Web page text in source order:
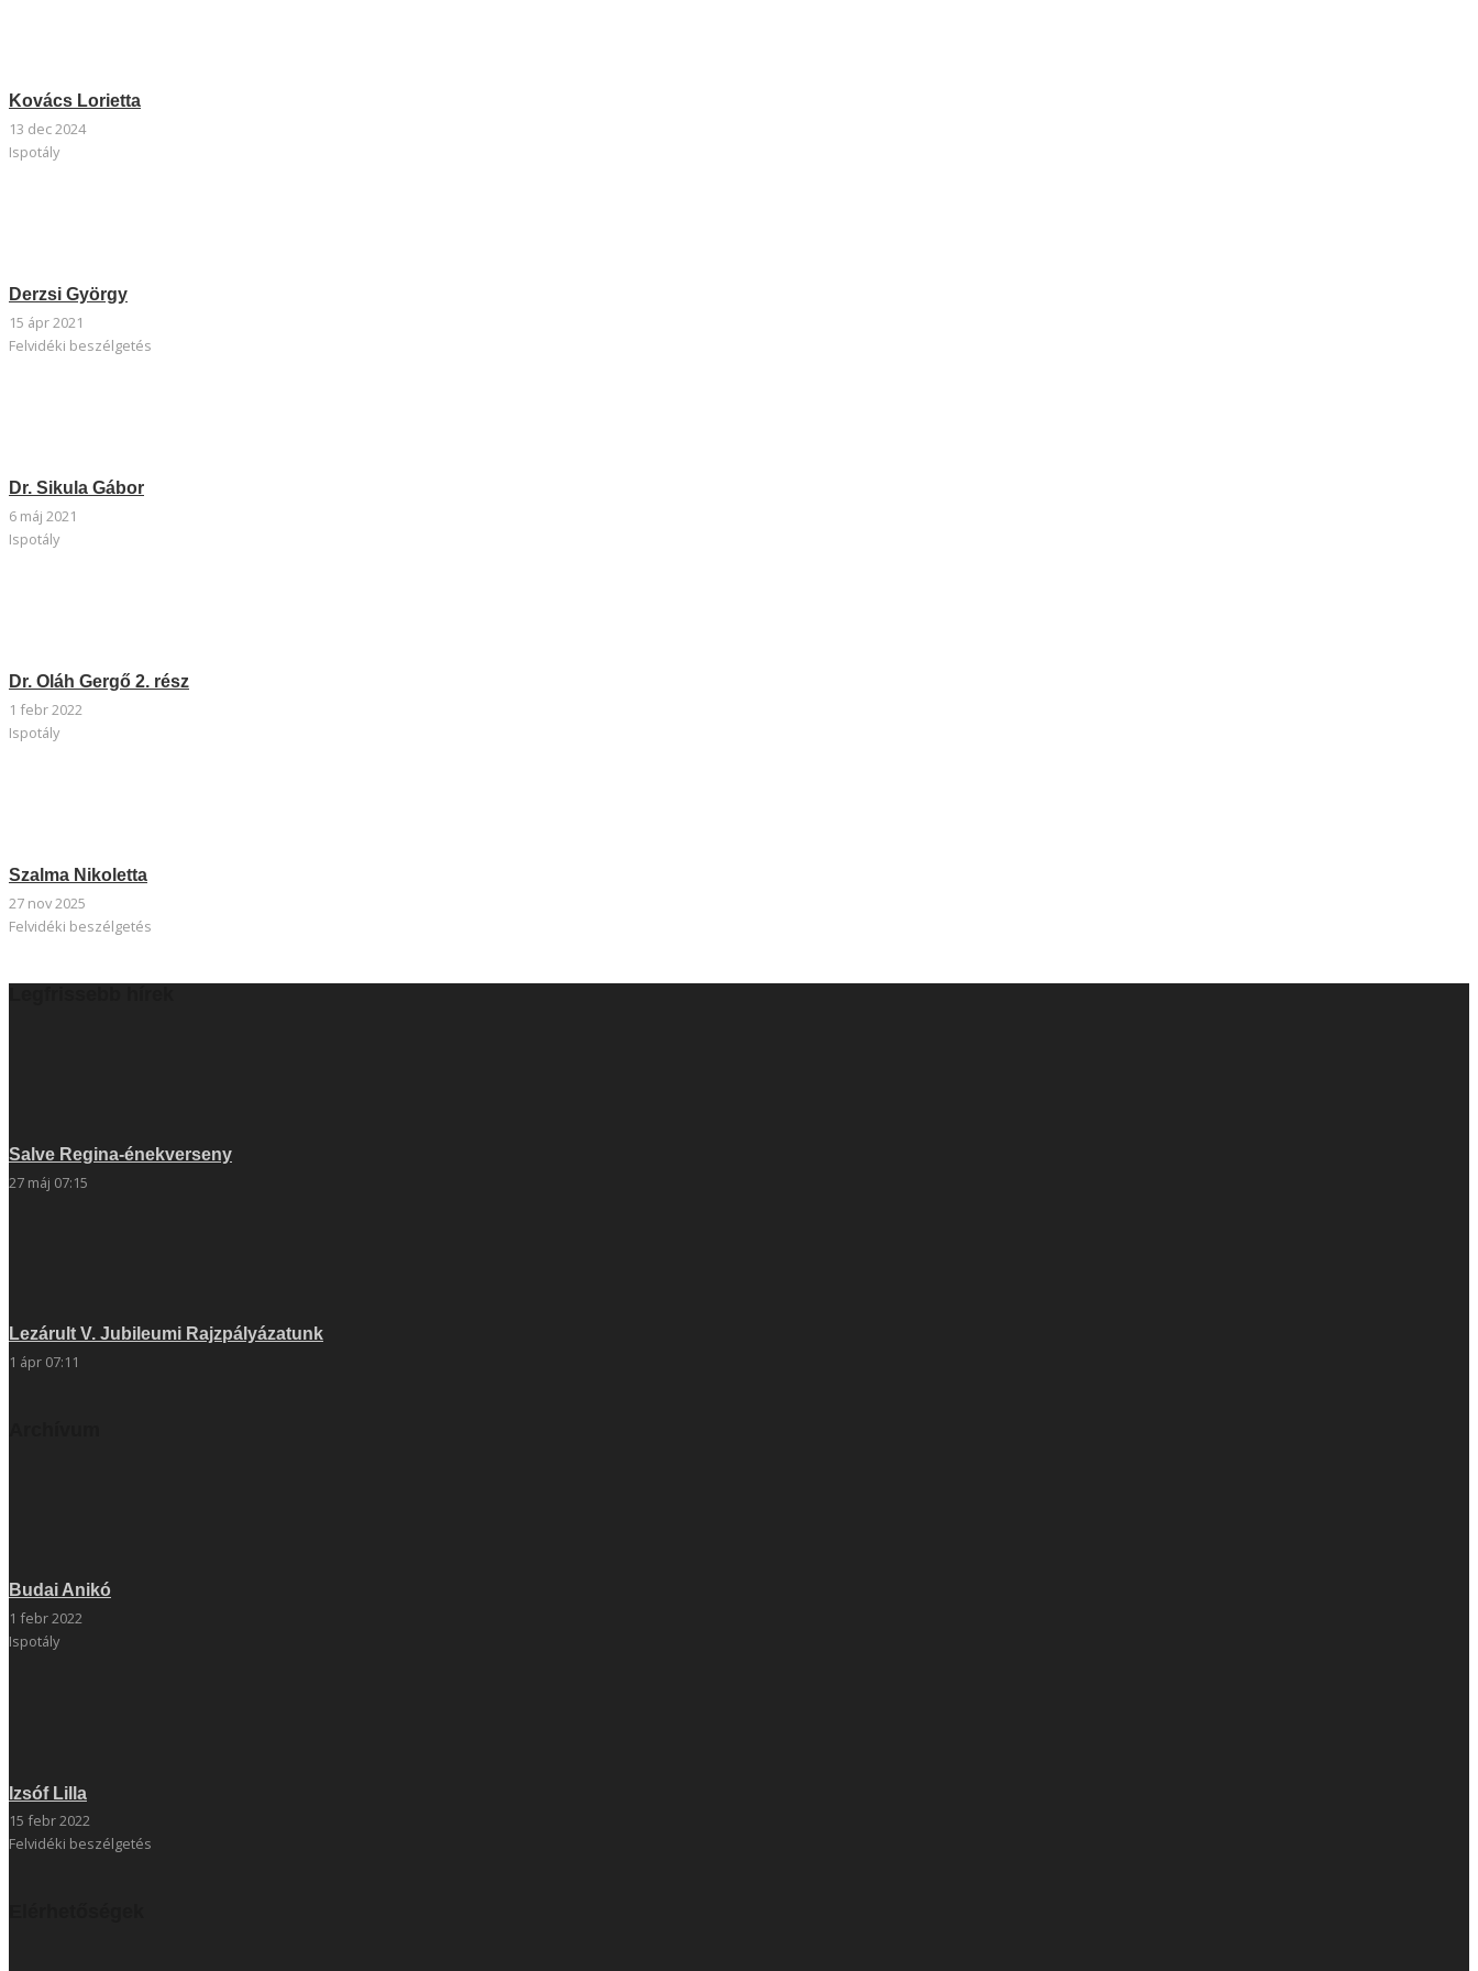
Kovács Lorietta
13 dec 2024
Ispotály
Derzsi György
15 ápr 2021
Felvidéki beszélgetés
Dr. Sikula Gábor
6 máj 2021
Ispotály
Dr. Oláh Gergő 2. rész
1 febr 2022
Ispotály
Szalma Nikoletta
27 nov 2025
Felvidéki beszélgetés
Salve Regina-énekverseny
27 máj 07:15
Lezárult V. Jubileumi Rajzpályázatunk
1 ápr 07:11
Budai Anikó
1 febr 2022
Ispotály
Izsóf Lilla
15 febr 2022
Felvidéki beszélgetés